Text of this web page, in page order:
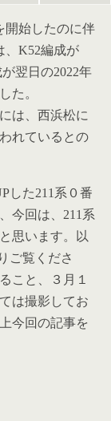
開始したのに伴
、K52編成が
翌日の2022年
た。
は、西浜松に
れているとの
した211系０番
今回は、211系
思います。
以
ご覧くださ
こと、３月１
は撮影してお
今回の記事を